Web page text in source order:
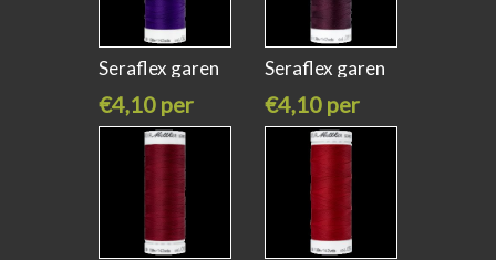
Seraflex garen
€4,10 per
stuk
Seraflex garen
€4,10 per
stuk